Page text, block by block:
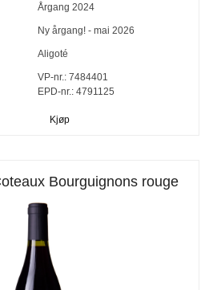
Årgang 2024
Ny årgang! - mai 2026
Aligoté
VP-nr.:7484401
EPD-nr.: 4791125
Kjøp
Bourguignons rouge